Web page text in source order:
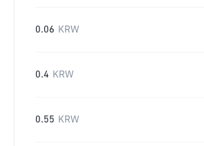
0.06 KRW
0.4 KRW
0.55 KRW